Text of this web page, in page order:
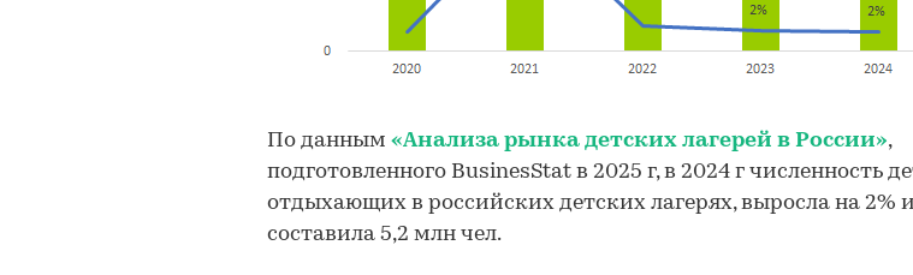
По данным «Анализа рынка детских лагерей в России»,
подготовленного BusinesStat в 2025 г, в 2024 г численность
отдыхающих в российских детских лагерях, выросла на 2% и
составила 5,2 млн чел.